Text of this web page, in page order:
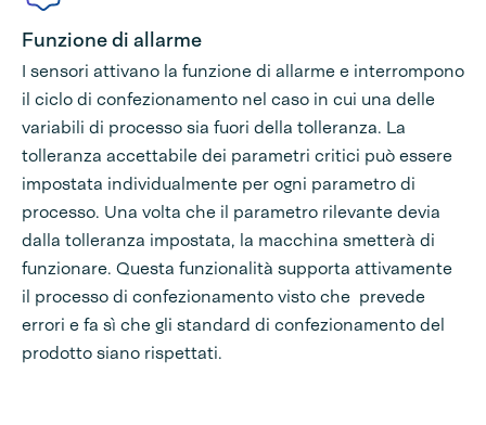
Funzione di allarme
I sensori attivano la funzione di allarme e interrompono
il ciclo di confezionamento nel caso in cui una delle
variabili di processo sia fuori della tolleranza. La
tolleranza accettabile dei parametri critici può essere
impostata individualmente per ogni parametro di
processo. Una volta che il parametro rilevante devia
dalla tolleranza impostata, la macchina smetterà di
funzionare. Questa funzionalità supporta attivamente
il processo di confezionamento visto che prevede
errori e fa sì che gli standard di confezionamento del
prodotto siano rispettati.